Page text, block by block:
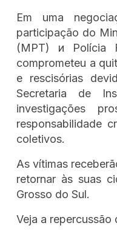
Em uma
participação do
(MPT) и Polícia
comprometeu a
e rescisórias
Secretaria de
investigações
responsabilidade
coletivos.
As vítimas
retornar às suas
Grosso do Sul.
Veja a repercussão